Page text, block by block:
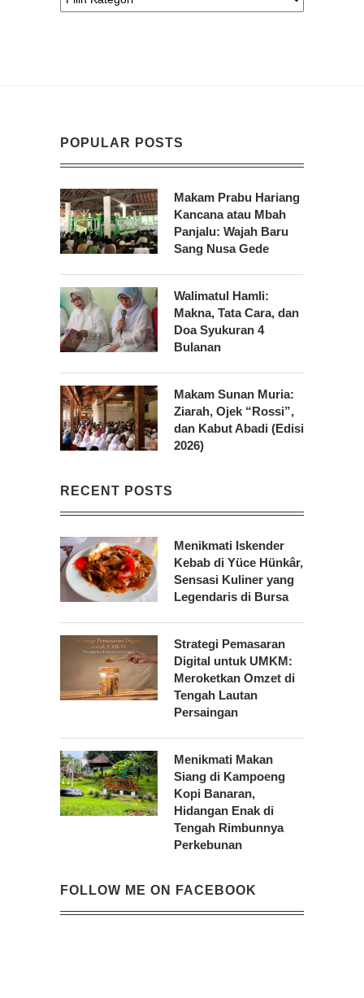
POPULAR POSTS
Makam Prabu Hariang
Kancana atau Mbah
Panjalu: Wajah Baru
Sang Nusa Gede
Walimatul Hamli:
Makna, Tata Cara, dan
Doa Syukuran 4
Bulanan
Makam Sunan Muria:
Ziarah, Ojek “Rossi”,
dan Kabut Abadi (Edisi
2026)
RECENT POSTS
Menikmati Iskender
Kebab di Yüce Hünkâr,
Sensasi Kuliner yang
Legendaris di Bursa
Strategi Pemasaran
Digital untuk UMKM:
Meroketkan Omzet di
Tengah Lautan
Persaingan
Menikmati Makan
Siang di Kampoeng
Kopi Banaran,
Hidangan Enak di
Tengah Rimbunnya
Perkebunan
FOLLOW ME ON FACEBOOK